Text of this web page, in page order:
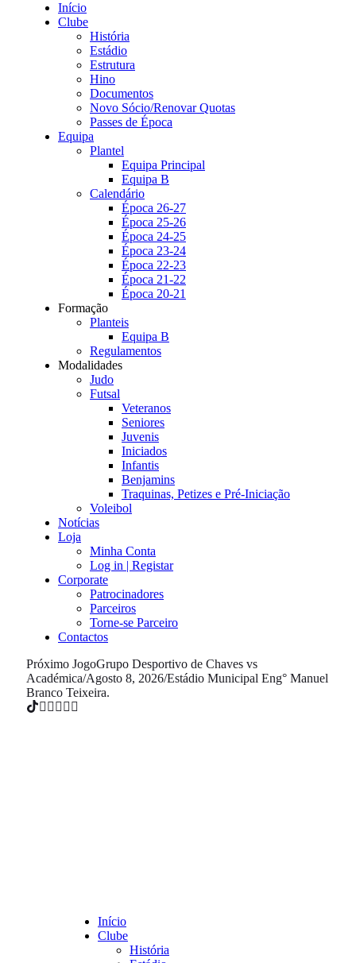
Início
Clube
História
Estádio
Estrutura
Hino
Documentos
Novo Sócio/Renovar Quotas
Passes de Época
Equipa
Plantel
Equipa Principal
Equipa B
Calendário
Época 26-27
Época 25-26
Época 24-25
Época 23-24
Época 22-23
Época 21-22
Época 20-21
Formação
Planteis
Equipa B
Regulamentos
Modalidades
Judo
Futsal
Veteranos
Seniores
Juvenis
Iniciados
Infantis
Benjamins
Traquinas, Petizes e Pré-Iniciação
Voleibol
Notícias
Loja
Minha Conta
Log in | Registar
Corporate
Patrocinadores
Parceiros
Torne-se Parceiro
Contactos
Próximo JogoGrupo Desportivo de Chaves vs
Académica/Agosto 8, 2026/Estádio Municipal Eng° Manuel
Branco Teixeira.
Início
Clube
História